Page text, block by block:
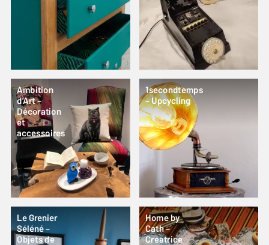
Ambition
d’Art –
Décoration
et
accessoires
1secondtemps
– Upcycling
Le Grenier
Séléné –
Objets de
Home by
Cath –
Créatrice